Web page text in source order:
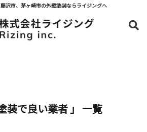
沢市、茅ヶ崎市の外壁塗装ならライジングへ
装で良い業者 」 一覧